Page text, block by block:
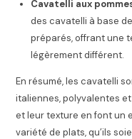
Cavatelli aux
des cavatelli à base
préparés, offrant une
légèrement différent.
En résumé, les cavatelli
italiennes, polyvalentes
et leur texture en font un
variété de plats, qu’ils